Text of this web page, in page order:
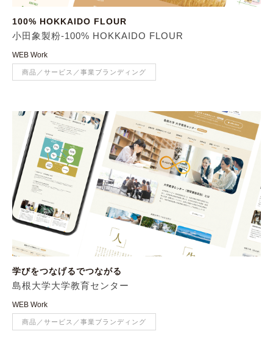
100% HOKKAIDO FLOUR
小田象製粉-100% HOKKAIDO FLOUR
WEB Work
商品／サービス／事業ブランディング
学びをつなげるでつながる
島根大学大学教育センター
WEB Work
商品／サービス／事業ブランディング